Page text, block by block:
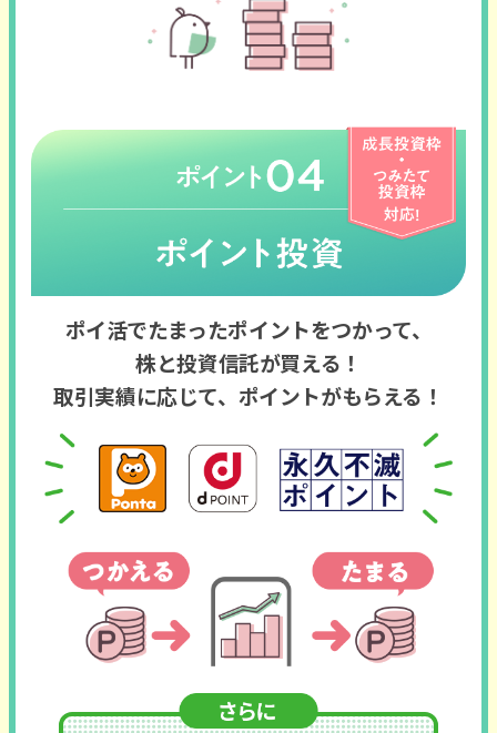
ポイ活でたまったポイントをつかって、
株と投資信託が買える！
取引実績に応じて、ポイントがもらえる！